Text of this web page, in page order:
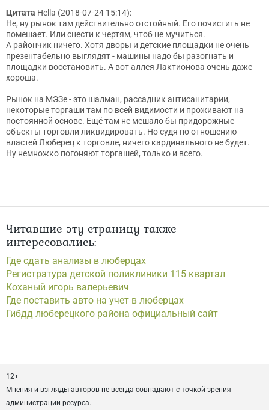
Цитата Hella (2018-07-24 15:14):
Не, ну рынок там действительно отстойный. Его почистить не
помешает. Или снести к чертям, чтоб не мучиться.
А райончик ничего. Хотя дворы и детские площадки не очень
презентабельно выглядят - машины надо бы разогнать и
площадки восстановить. А вот аллея Лактионова очень даже
хороша.
Рынок на МЭЗе - это шалман, рассадник антисанитарии,
некоторые торгаши там по всей видимости и проживают на
постоянной основе. Ещё там не мешало бы придорожные
объекты торговли ликвидировать. Но судя по отношению
властей Люберец к торговле, ничего кардинального не будет.
Ну немножко погоняют торгашей, только и всего.
Читавшие эту страницу также
интересовались:
Где сдать анализы в люберцах
Регистратура детской поликлиники 115 квартал
Коханый игорь валерьевич
Где поставить авто на учет в люберцах
Гибдд люберецкого района официальный сайт
12+
Мнения и взгляды авторов не всегда совпадают с точкой зрения
администрации ресурса.